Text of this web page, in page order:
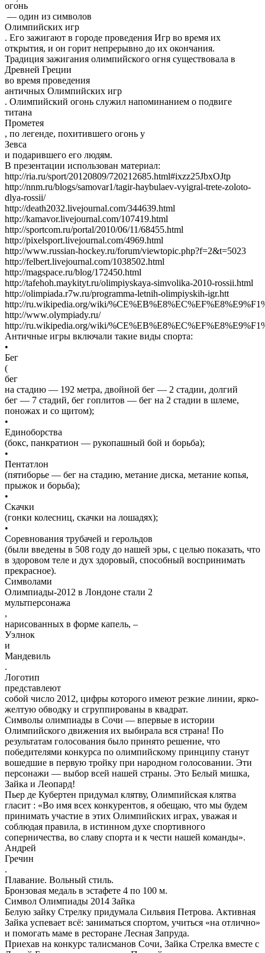
ого́нь
— один из символов
Олимпийских игр
. Его зажигают в городе проведения Игр во время их
открытия, и он горит непрерывно до их окончания.
Традиция зажигания олимпийского огня существовала в
Древней Греции
во время проведения
античных Олимпийских игр
. Олимпийский огонь служил напоминанием о подвиге
титана
Прометея
, по легенде, похитившего огонь у
Зевса
и подарившего его людям.
В презентации использован материал:
http://ria.ru/sport/20120809/720212685.html#ixzz25JbxOJtp
http://nnm.ru/blogs/samovar1/tagir-haybulaev-vyigral-trete-zoloto-
dlya-rossii/
http://death2032.livejournal.com/344639.html
http://kamavor.livejournal.com/107419.html
http://sportcom.ru/portal/2010/06/11/68455.html
http://pixelsport.livejournal.com/4969.html
http://www.russian-hockey.ru/forum/viewtopic.php?f=2&t=5023
http://felbert.livejournal.com/1038502.html
http://magspace.ru/blog/172450.html
http://tafehoh.maykityt.ru/olimpiyskaya-simvolika-2010-rossii.html
http://olimpiada.r7w.ru/programma-letnih-olimpiyskih-igr.htt
http://ru.wikipedia.org/wiki/
http://www.olympiady.ru/
http://ru.wikipedia.org/wiki/
Античные игры включали такие виды спорта:
•
Бег
(
бег
на стадию — 192 метра, двойной бег — 2 стадии, долгий
бег — 7 стадий, бег гоплитов — бег на 2 стадии в шлеме,
поножах и со щитом);
•
Единоборства
(бокс, панкратион — рукопашный бой и борьба);
•
Пентатлон
(пятиборье — бег на стадию, метание диска, метание копья,
прыжок и борьба);
•
Скачки
(гонки колесниц, скачки на лошадях);
•
Соревнования трубачей и герольдов
(были введены в 508 году до нашей эры, с целью показать, что
в здоровом теле и дух здоровый, способный воспринимать
прекрасное).
Cимволами
Олимпиады-2012 в Лондоне стали 2
мультперсонажа
,
нарисованных в форме капель, –
Уэлнок
и
Мандевиль
.
Логотип
представлеют
собой число 2012, цифры которого имеют резкие линии, ярко-
желтую обводку и сгруппированы в квадрат.
Символы олимпиады в Сочи — впервые в истории
Олимпийского движения их выбирала вся страна! По
результатам голосования было принято решение, что
победителями конкурса по олимпийскому принципу станут
вошедшие в первую тройку при народном голосовании. Эти
персонажи — выбор всей нашей страны. Это Белый мишка,
Зайка и Леопард!
Пьер де Кубертен придумал клятву, Олимпийская клятва
гласит : «Во имя всех конкурентов, я обещаю, что мы будем
принимать участие в этих Олимпийских играх, уважая и
соблюдая правила, в истинном духе спортивного
соперничества, во славу спорта и к чести нашей команды».
Андрей
Гречин
.
Плавание. Вольный стиль.
Бронзовая медаль в эстафете 4 по 100 м.
Символ Олимпиады 2014 Зайка
Белую зайку Стрелку придумала Сильвия Петрова. Активная
Зайка успевает всё: заниматься спортом, учиться «на отлично»
и помогать маме в ресторане Лесная Запруда.
Приехав на конкурс талисманов Сочи, Зайка Стрелка вместе с